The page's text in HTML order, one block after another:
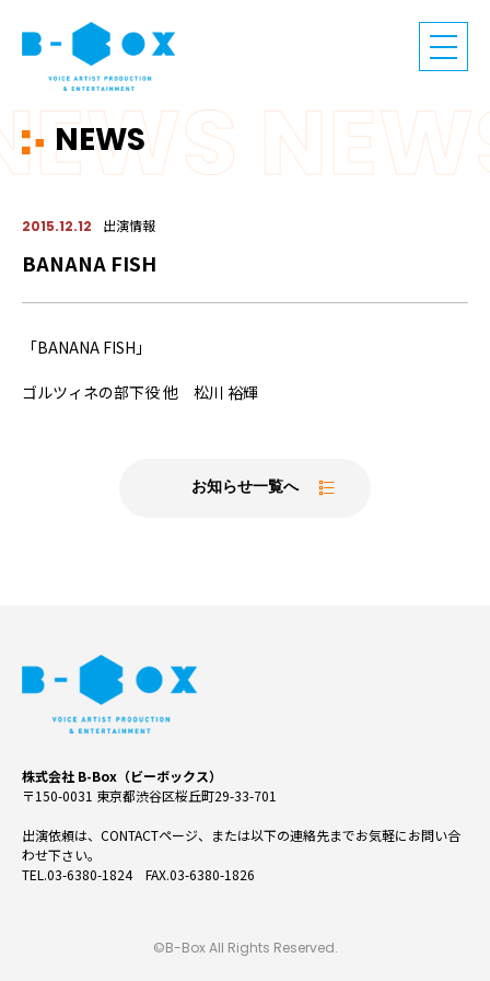
NEWS
2015.12.12 出演情報
BANANA FISH
「BANANA FISH」
ゴルツィネの部下役 他 松川 裕輝
お知らせ一覧へ
株式会社 B-Box（ビーボックス）
〒150-0031 東京都渋谷区桜丘町29-33-701
出演依頼は、CONTACTページ、または以下の連絡先までお気軽にお問い合
わせ下さい。
TEL.03-6380-1824 FAX.03-6380-1826
©B-Box All Rights Reserved.